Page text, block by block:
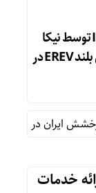
رونمایی خودرو IM LS9 توسط نیکا
موتور ، لوکس ترین شاسی بلند EREV در
در المپیاد
خدمات